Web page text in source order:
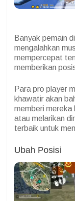
Banyak pemain
mengalahkan
mempercepat
memberikan
Para pro player
khawatir akan
memberi mereka
atau melarikan
terbaik untuk
Ubah Posisi